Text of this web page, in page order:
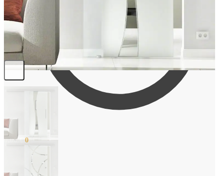
0,00 0